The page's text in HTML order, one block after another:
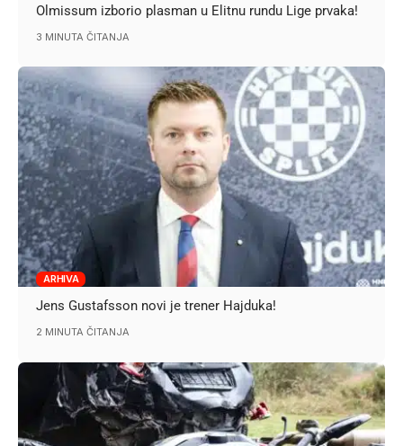
Olmissum izborio plasman u Elitnu rundu Lige prvaka!
3 MINUTA ČITANJA
ARHIVA
Jens Gustafsson novi je trener Hajduka!
2 MINUTA ČITANJA